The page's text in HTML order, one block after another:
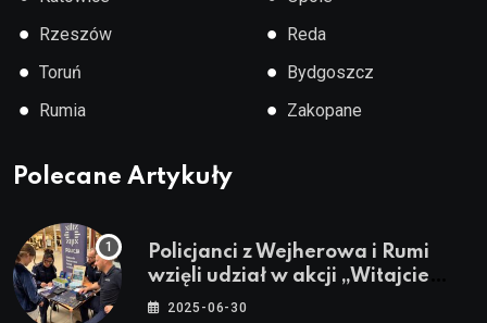
● Rzeszów
● Toruń
● Rumia
● Reda
● Bydgoszcz
● Zakopane
Polecane Artykuły
Policjanci z Wejherowa i Rumi
wzięli udział w akcji „Witajcie
Wakacje”
2025-06-30